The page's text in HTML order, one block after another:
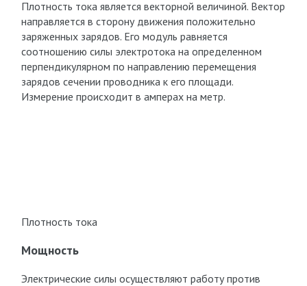
Плотность тока является векторной величиной. Вектор
направляется в сторону движения положительно
заряженных зарядов. Его модуль равняется
соотношению силы электротока на определенном
перпендикулярном по направлению перемещения
зарядов сечении проводника к его площади.
Измерение происходит в амперах на метр.
Плотность тока
Мощность
Электрические силы осуществляют работу против